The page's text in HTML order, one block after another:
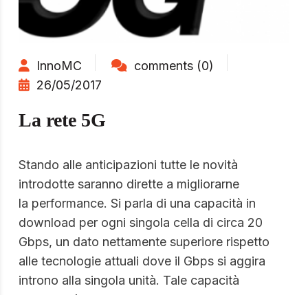
InnoMC
comments (0)
26/05/2017
La rete 5G
Stando alle anticipazioni tutte le novità
introdotte saranno dirette a migliorarne
la performance. Si parla di una capacità in
download per ogni singola cella di circa 20
Gbps, un dato nettamente superiore rispetto
alle tecnologie attuali dove il Gbps si aggira
introno alla singola unità. Tale capacità